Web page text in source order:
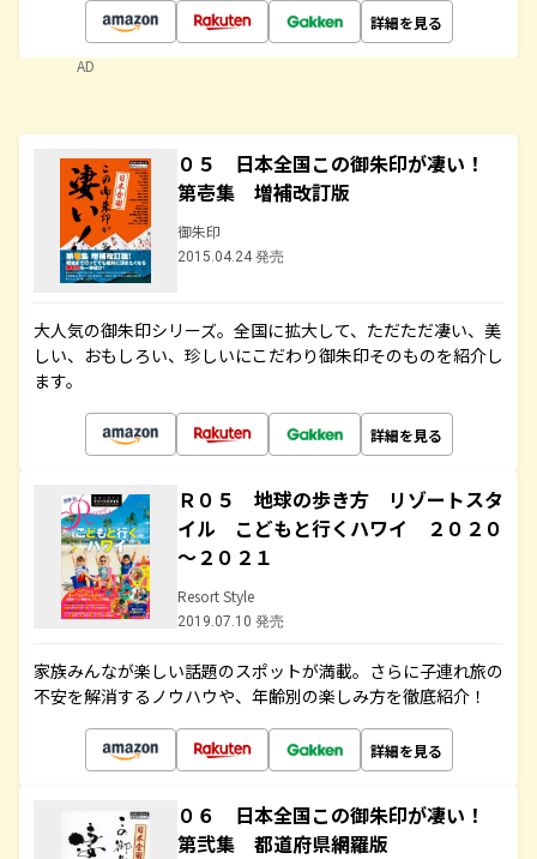
詳細を見る
AD
０５ 日本全国この御朱印が凄い！
第壱集 増補改訂版
御朱印
2015.04.24 発売
大人気の御朱印シリーズ。全国に拡大して、ただただ凄い、美
しい、おもしろい、珍しいにこだわり御朱印そのものを紹介し
ます。
詳細を見る
Ｒ０５ 地球の歩き方 リゾートスタ
イル こどもと行くハワイ ２０２０
～２０２１
Resort Style
2019.07.10 発売
家族みんなが楽しい話題のスポットが満載。さらに子連れ旅の
不安を解消するノウハウや、年齢別の楽しみ方を徹底紹介！
詳細を見る
０６ 日本全国この御朱印が凄い！
第弐集 都道府県網羅版